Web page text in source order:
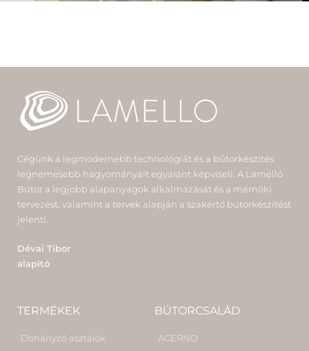
Cégünk a legmodernebb technológiát és a bútorkészítés
legnemesebb hagyományait egyaránt képviseli. A Lamelló
Bútor a legjobb alapanyagok alkalmazását és a mérnöki
tervezést, valamint a tervek alapján a szakértő bútorkészítést
jelenti.
Dévai Tibor
alapító
TERMÉKEK
Dohányzó asztalok
BÚTORCSALÁD
ACERNO